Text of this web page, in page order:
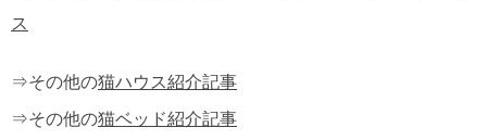
ス
⇒その他の猫ハウス紹介記事
⇒その他の猫ベッド紹介記事